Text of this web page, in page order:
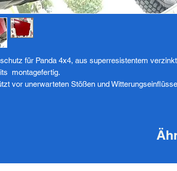
für Panda 4x4, aus superresistentem
montagefertig.
vor unerwarteten Stößen und